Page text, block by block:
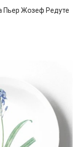
Пьер Жозеф Редуте